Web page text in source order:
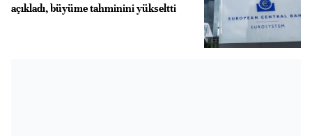
açıkladı, büyüme tahminini yükseltti